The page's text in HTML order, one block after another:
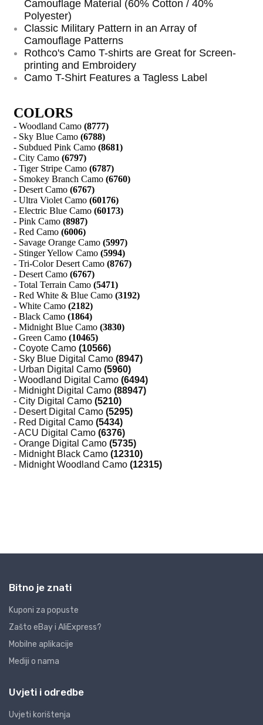
Bitno je znati
Kuponi za popuste
Zašto eBay i AliExpress?
Mobilne aplikacije
Mediji o nama
Uvjeti i odredbe
Uvjeti korištenja